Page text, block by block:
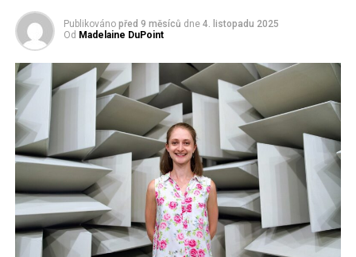
Publikováno před 9 měsíců dne 4. listopadu 2025
Od Madelaine DuPoint